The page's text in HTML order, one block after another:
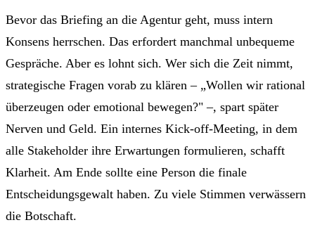
Bevor das Briefing an die Agentur geht, muss intern
Konsens herrschen. Das erfordert manchmal unbequeme
Gespräche. Aber es lohnt sich. Wer sich die Zeit nimmt,
strategische Fragen vorab zu klären – „Wollen wir rational
überzeugen oder emotional bewegen?" –, spart später
Nerven und Geld. Ein internes Kick-off-Meeting, in dem
alle Stakeholder ihre Erwartungen formulieren, schafft
Klarheit. Am Ende sollte eine Person die finale
Entscheidungsgewalt haben. Zu viele Stimmen verwässern
die Botschaft.